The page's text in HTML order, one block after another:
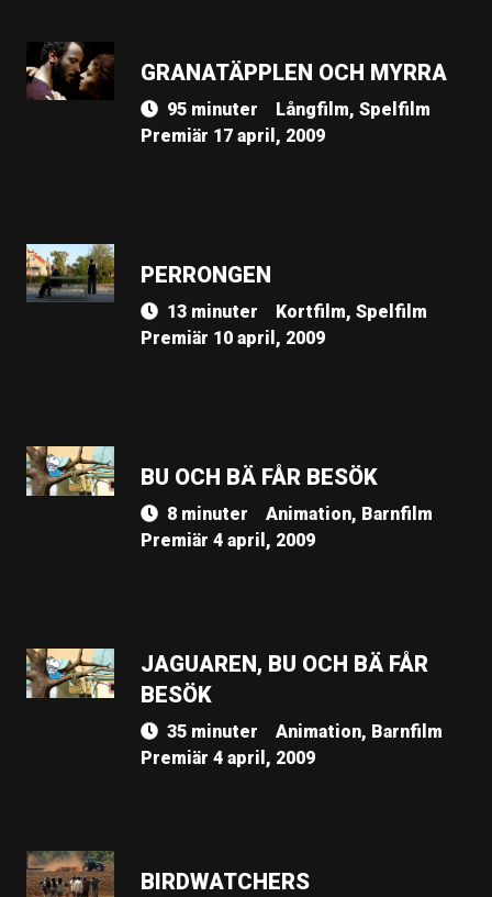
GRANATÄPPLEN OCH MYRRA
95 minuter
Långfilm, Spelfilm
Premiär 17 april, 2009
PERRONGEN
13 minuter
Kortfilm, Spelfilm
Premiär 10 april, 2009
BU OCH BÄ FÅR BESÖK
8 minuter
Animation, Barnfilm
Premiär 4 april, 2009
JAGUAREN, BU OCH BÄ FÅR
BESÖK
35 minuter
Animation, Barnfilm
Premiär 4 april, 2009
BIRDWATCHERS